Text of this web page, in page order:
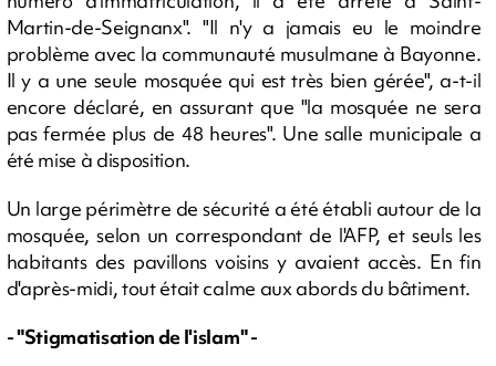
Martin-de-Seignanx". "Il n'y a jamais eu le moindre
problème avec la communauté musulmane à Bayonne.
Il y a une seule mosquée qui est très bien gérée", a-t-il
encore déclaré, en assurant que "la mosquée ne sera
pas fermée plus de 48 heures". Une salle municipale a
été mise à disposition.
Un large périmètre de sécurité a été établi autour de la
mosquée, selon un correspondant de l'AFP, et seuls les
habitants des pavillons voisins y avaient accès. En fin
d'après-midi, tout était calme aux abords du bâtiment.
- "Stigmatisation de l'islam" -